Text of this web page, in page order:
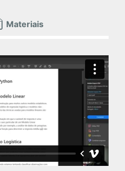
Materiais